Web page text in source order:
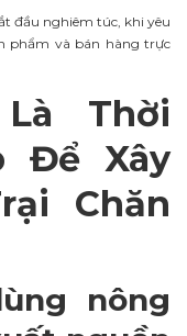
đầu nghiêm túc, khi yêu
phẩm và bán hàng trực
Thời
Để Xây
Chăn
nông